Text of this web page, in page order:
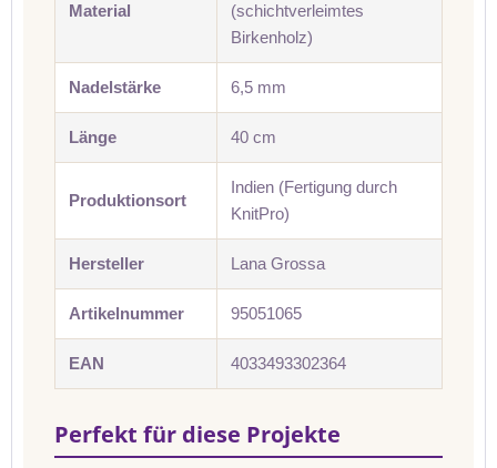
Material
(schichtverleimtes
Birkenholz)
Nadelstärke 6,5 mm
Länge 40 cm
Produktionsort
Indien (Fertigung durch
KnitPro)
Hersteller Lana Grossa
Artikelnummer 95051065
EAN 4033493302364
Perfekt für diese Projekte